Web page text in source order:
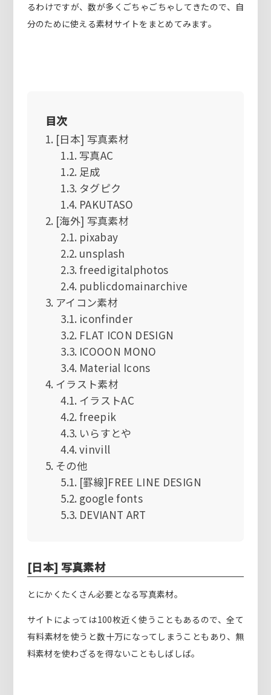
るわけですが、数が多くごちゃごちゃしてきたので、自
分のために使える素材サイトをまとめてみます。
目次
[日本] 写真素材
写真AC
足成
タグピク
PAKUTASO
[海外] 写真素材
pixabay
unsplash
freedigitalphotos
publicdomainarchive
アイコン素材
iconfinder
FLAT ICON DESIGN
ICOOON MONO
Material Icons
イラスト素材
イラストAC
freepik
いらすとや
vinvill
その他
[罫線]FREE LINE DESIGN
google fonts
DEVIANT ART
[日本] 写真素材
とにかくたくさん必要となる写真素材。
サイトによっては100枚近く使うこともあるので、全て
有料素材を使うと数十万になってしまうこともあり、無
料素材を使わざるを得ないこともしばしば。